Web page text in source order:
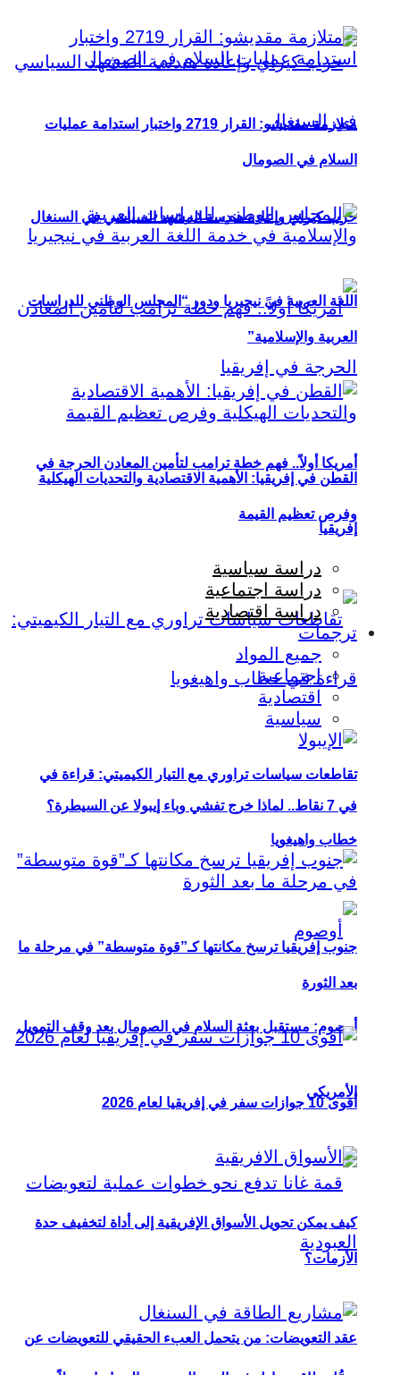
حزب كيراي وإعادة هندسة المشهد السياسي في السنغال
أمريكا أولاً.. فهم خطة ترامب لتأمين المعادن الحرجة في
إفريقيا
تقاطعات سياسات تراوري مع التيار الكيميتي: قراءة في
خطاب واهيغويا
أوصوم: مستقبل بعثة السلام في الصومال بعد وقف التمويل
الأمريكي
عقد التعويضات: من يتحمل العبء الحقيقي للتعويضات عن
متلازمة مقديشو: القرار 2719 واختبار استدامة عمليات
السلام في الصومال
اللغة العربية في نيجيريا ودور “المجلس الوطني للدراسات
العربية والإسلامية”
القطن في إفريقيا: الأهمية الاقتصادية والتحديات الهيكلية
وفرص تعظيم القيمة
دراسة سياسية
دراسة اجتماعية
دراسة اقتصادية
ترجمات
جميع المواد
اجتماعية
اقتصادية
سياسية
في 7 نقاط.. لماذا خرج تفشي وباء إيبولا عن السيطرة؟
جنوب إفريقيا ترسخ مكانتها كـ”قوة متوسطة” في مرحلة ما
بعد الثورة
أقوى 10 جوازات سفر في إفريقيا لعام 2026
كيف يمكن تحويل الأسواق الإفريقية إلى أداة لتخفيف حدة
الأزمات؟